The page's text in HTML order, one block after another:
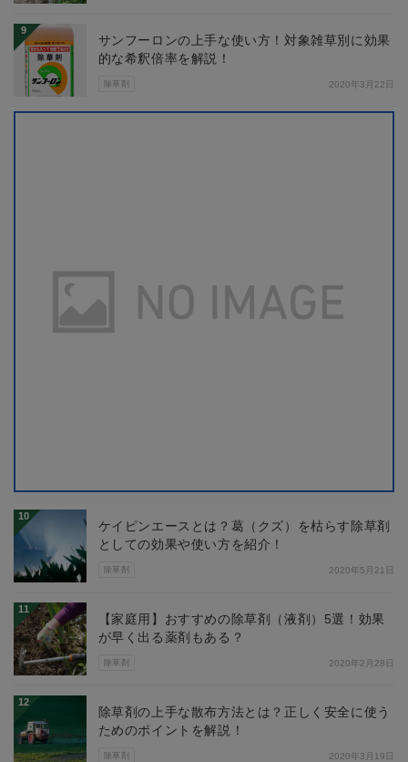
9
除草剤
サンフーロンの上手な使い方！対象雑草別に効果
的な希釈倍率を解説！
2020年3月22日
10
除草剤
ケイピンエースとは？葛（クズ）を枯らす除草剤
としての効果や使い方を紹介！
2020年5月21日
11
除草剤
【家庭用】おすすめの除草剤（液剤）5選！効果
が早く出る薬剤もある？
2020年2月28日
12
除草剤
除草剤の上手な散布方法とは？正しく安全に使う
ためのポイントを解説！
2020年3月19日